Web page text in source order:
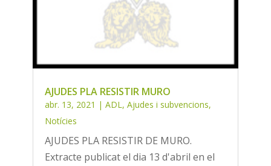
AJUDES PLA RESISTIR MURO
abr. 13, 2021 | ADL, Ajudes i subvencions,
Notícies
AJUDES PLA RESISTIR DE MURO.
Extracte publicat el dia 13 d'abril en el